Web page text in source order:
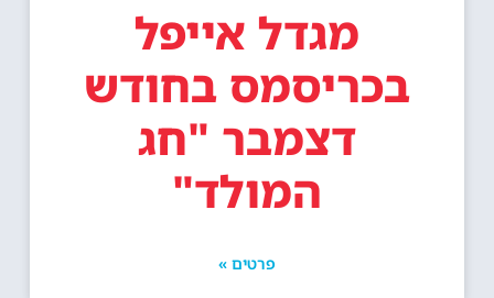
מגדל אייפל
בכריסמס בחודש
דצמבר "חג
המולד"
פרטים »